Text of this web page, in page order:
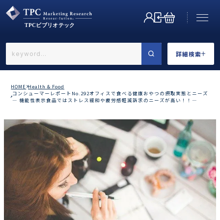
詳細検索
←戻る
業界で選ぶ
カテゴリで選ぶ
HOME Health & Food
コンシューマーレポートNo.292オフィスで食べる健康おやつの摂取実態とニーズ
― 機能性表示食品ではストレス緩和や疲労感軽減訴求のニーズが高い！！―